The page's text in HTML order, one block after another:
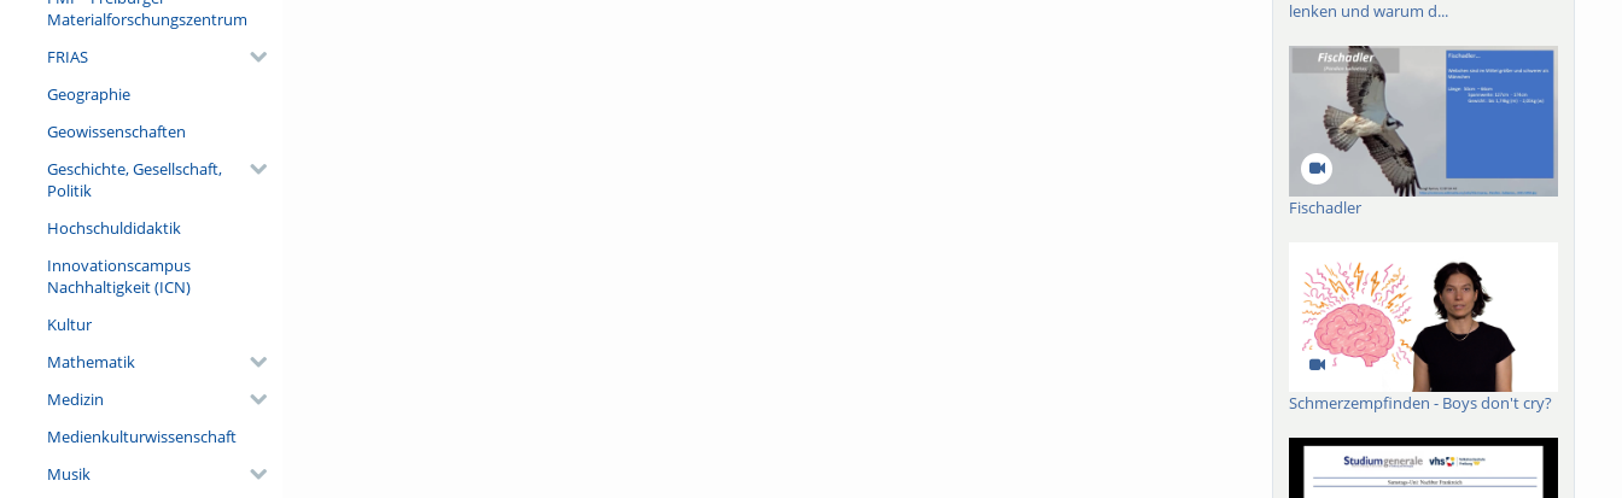
Materialforschungszentrum
FRIAS
Geographie
Geowissenschaften
Geschichte, Gesellschaft,
Politik
Hochschuldidaktik
Innovationscampus
Nachhaltigkeit (ICN)
Kultur
Mathematik
Medizin
Medienkulturwissenschaft
Musik
lenken und warum d...
Fischadler
Schmerzempfinden - Boys don't cry?